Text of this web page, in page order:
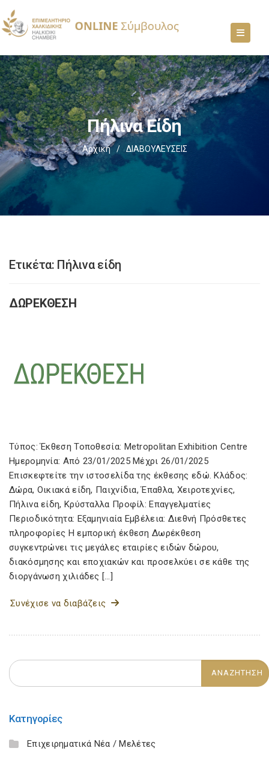
Πήλινα Είδη
Αρχική / ΔΙΑΒΟΥΛΕΥΣΕΙΣ
Ετικέτα: Πήλινα είδη
ΔΩΡΕΚΘΕΣΗ
Τύπος: Έκθεση Τοποθεσία: Metropolitan Exhibition Centre
Ημερομηνία: Από 23/01/2025 Μέχρι 26/01/2025
Επισκεφτείτε την ιστοσελίδα της έκθεσης εδώ. Κλάδος:
Δώρα, Οικιακά είδη, Παιχνίδια, Έπαθλα, Χειροτεχνίες,
Πήλινα είδη, Κρύσταλλα Προφίλ: Επαγγελματίες
Περιοδικότητα: Εξαμηνιαία Εμβέλεια: Διεθνή Πρόσθετες
πληροφορίες Η εμπορική έκθεση Δωρέκθεση
συγκεντρώνει τις μεγάλες εταιρίες ειδών δώρου,
διακόσμησης και εποχιακών και προσελκύει σε κάθε της
διοργάνωση χιλιάδες […]
Συνέχισε να διαβάζεις
Κατηγορίες
Επιχειρηματικά Νέα / Μελέτες